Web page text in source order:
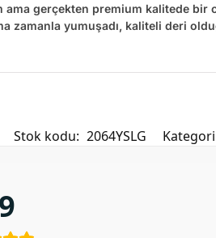
gerçekten premium kalitede bir
zamanla yumuşadı, kaliteli deri
Stok kodu: 2064YSLG